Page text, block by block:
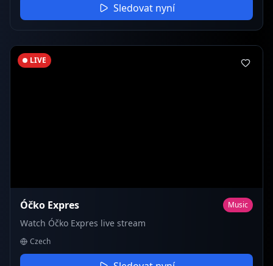
Sledovat nyní
LIVE
Óčko Expres Music
Watch Óčko Expres live stream
Czech